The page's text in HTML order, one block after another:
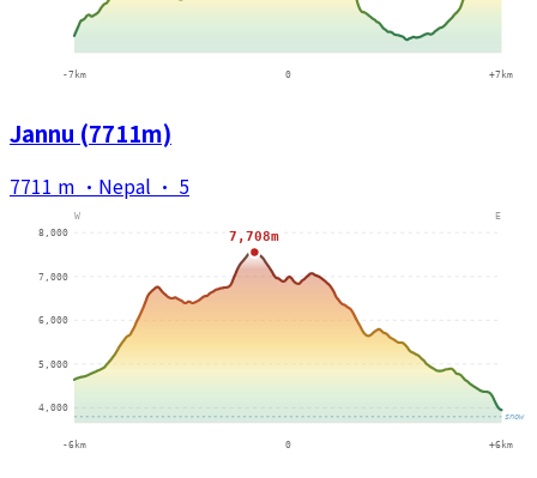
Jannu (7711m)
7711 m · Nepal · 5